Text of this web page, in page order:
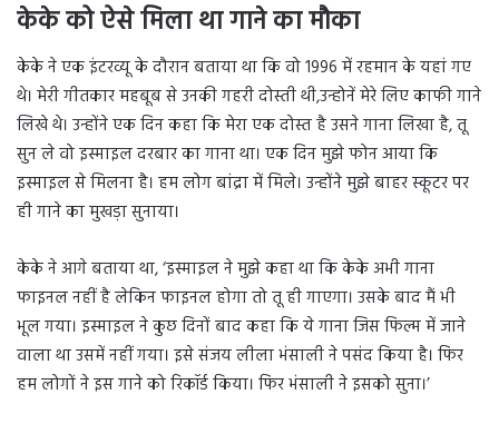
केके को ऐसे मिला था गाने का मौका
केके ने एक इंटरव्यू के दौरान बताया था कि वो 1996 में रहमान के यहां गए
थे। मेरी गीतकार महबूब से उनकी गहरी दोस्ती थी,उन्होनें मेरे लिए काफी गाने
लिखे थे। उन्होंने एक दिन कहा कि मेरा एक दोस्त है उसने गाना लिखा है, तू
सुन ले वो इस्माइल दरबार का गाना था। एक दिन मुझे फोन आया कि
इस्माइल से मिलना है। हम लोग बांद्रा में मिले। उन्होंने मुझे बाहर स्कूटर पर
ही गाने का मुखड़ा सुनाया।
केके ने आगे बताया था, ‘इस्माइल ने मुझे कहा था कि केके अभी गाना
फाइनल नहीं है लेकिन फाइनल होगा तो तू ही गाएगा। उसके बाद मैं भी
भूल गया। इस्माइल ने कुछ दिनों बाद कहा कि ये गाना जिस फिल्म में जाने
वाला था उसमें नहीं गया। इसे संजय लीला भंसाली ने पसंद किया है। फिर
हम लोगों ने इस गाने को रिकॉर्ड किया। फिर भंसाली ने इसको सुना।’